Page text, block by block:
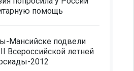
помощь
Мансийске подвели
Всероссийской летней
2012